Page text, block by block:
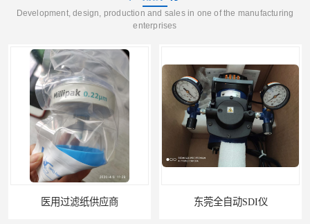
Development, design, production and sales in one of the manufacturing
enterprises
医用过滤纸供应商 东莞全自动SDI仪